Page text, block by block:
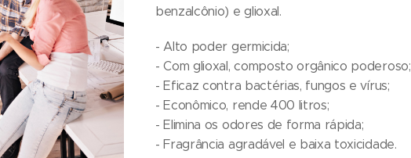
benzalcônio) e glioxal.
- Alto poder germicida;
- Com glioxal, composto orgânico poderoso;
- Eficaz contra bactérias, fungos e vírus;
- Econômico, rende 400 litros;
- Elimina os odores de forma rápida;
- Fragrância agradável e baixa toxicidade.